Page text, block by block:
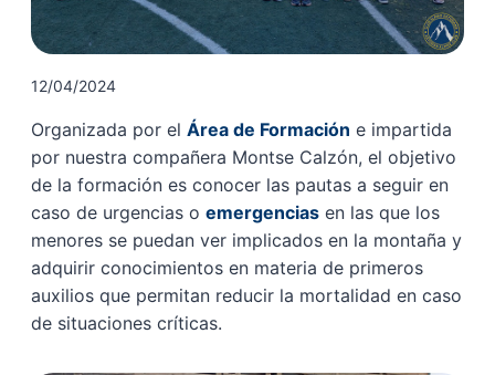
12/04/2024
Organizada por el Área de Formación e impartida
por nuestra compañera Montse Calzón, el objetivo
de la formación es conocer las pautas a seguir en
caso de urgencias o emergencias en las que los
menores se puedan ver implicados en la montaña y
adquirir conocimientos en materia de primeros
auxilios que permitan reducir la mortalidad en caso
de situaciones críticas.